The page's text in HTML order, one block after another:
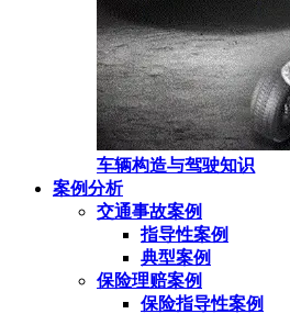
车辆构造与驾驶知识
案例分析
交通事故案例
指导性案例
典型案例
保险理赔案例
保险指导性案例